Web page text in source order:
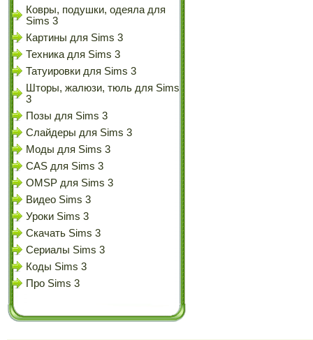
Ковры, подушки, одеяла для
Sims 3
Картины для Sims 3
Техника для Sims 3
Татуировки для Sims 3
Шторы, жалюзи, тюль для Sims
3
Позы для Sims 3
Слайдеры для Sims 3
Моды для Sims 3
CAS для Sims 3
OMSP для Sims 3
Видео Sims 3
Уроки Sims 3
Скачать Sims 3
Сериалы Sims 3
Коды Sims 3
Про Sims 3